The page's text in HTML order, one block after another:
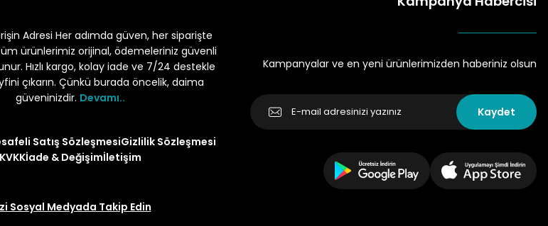
Adresi Her adımda güven, her siparişte
ürünlerimiz orijinal, ödemeleriniz güvenli
Hızlı kargo, kolay iade ve 7/24 destekle
çıkarın. Çünkü burada öncelik, daima
güveninizdir. Devamı..
Satış SözleşmesiGizlilik Sözleşmesi
KVKKİade & Değişimİletişim
Sosyal Medyada Takip Edin
Kampanyalar ve en yeni ürünlerimizden haberiniz olsun
Kaydet